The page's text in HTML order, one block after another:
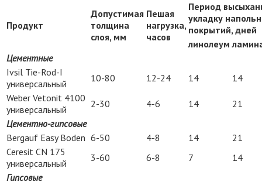
Продукт
Допустимая
толщина
слоя, мм
Пешая
нагрузка,
часов
Период
укладку
покрытий, дней
линолеум
Цементные
Ivsil Tie-Rod-I
универсальный
10-80 12-24 14
14
Weber Vetonit 4100
универсальный
2-30 4-6 14
21
Цементно-гипсовые
Bergauf Easy Boden 6-50 4-8 14
21
Ceresit CN 175
универсальный
3-60 6-8 7
14
Гипсовые